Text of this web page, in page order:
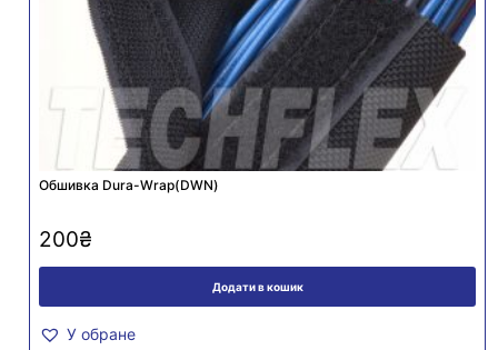
Обшивка Dura-Wrap(DWN)
200₴
Додати в кошик
У обране